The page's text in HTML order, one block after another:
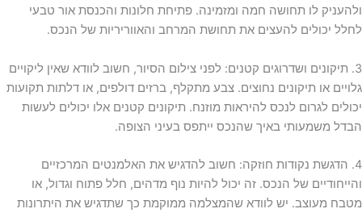
ולהעניק לו תחושה חמה ומזמינה. פתיחת חלונות והכנסת אור טבעי
לחלל יכולים להעצים את תחושת המרחב והאווריריות של הנכס.
3. תיקונים ושדרוגים קטנים: לפני צילום הסיור, חשוב לוודא שאין ליקויים
גלויים או תיקונים נחוצים. צבע מתקלף, ברזים דולפים, או דלתות תקועות
יכולים לגרום לנכס להיראות מוזנח. תיקונים קטנים אלו יכולים לעשות
הבדל משמעותי באיך שהנכס ייתפס בעיני הצופה.
4. הדגשת נקודות חוזקה: חשוב להדגיש את האלמנטים המרכזיים
והייחודיים של הנכס. זה יכול להיות נוף מדהים, חלל פתוח וגדול, או
מטבח מעוצב. יש לוודא שהמצלמה ממוקמת כך שתדגיש את היתרונות